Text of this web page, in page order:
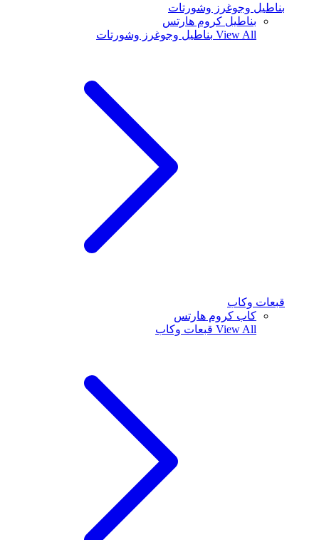
بناطيل وجوغرز وشورتات
بناطيل كروم هارتس
View All بناطيل وجوغرز وشورتات
قبعات وكاب
كاب كروم هارتس
View All قبعات وكاب